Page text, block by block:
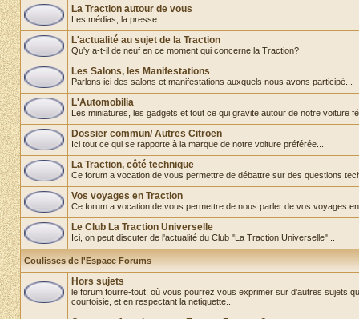
La Traction autour de vous
Les médias, la presse...
L'actualité au sujet de la Traction
Qu'y a-t-il de neuf en ce moment qui concerne la Traction?
Les Salons, les Manifestations
Parlons ici des salons et manifestations auxquels nous avons participé...
L'Automobilia
Les miniatures, les gadgets et tout ce qui gravite autour de notre voiture
Dossier commun/ Autres Citroën
Ici tout ce qui se rapporte à la marque de notre voiture préférée...
La Traction, côté technique
Ce forum a vocation de vous permettre de débattre sur des questions
Vos voyages en Traction
Ce forum a vocation de vous permettre de nous parler de vos voyages
Le Club La Traction Universelle
Ici, on peut discuter de l'actualité du Club "La Traction Universelle"...
Coulisses de l'Espace Forums
Hors sujets
le forum fourre-tout, où vous pourrez vous exprimer sur d'autres sujets
courtoisie, et en respectant la netiquette..